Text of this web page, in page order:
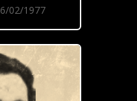
02/1977